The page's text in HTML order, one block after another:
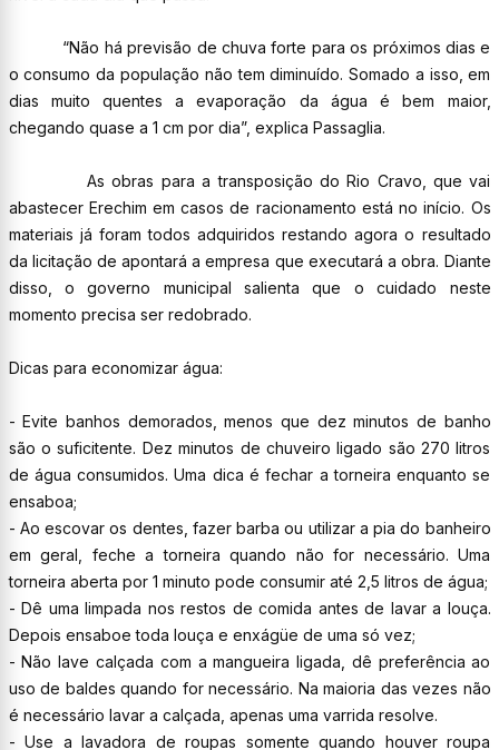
“Não há previsão de chuva forte para os próximos dias e
o consumo da população não tem diminuído. Somado a isso, em
dias muito quentes a evaporação da água é bem maior,
chegando quase a 1 cm por dia”, explica Passaglia.
As obras para a transposição do Rio Cravo, que vai
abastecer Erechim em casos de racionamento está no início. Os
materiais já foram todos adquiridos restando agora o resultado
da licitação de apontará a empresa que executará a obra. Diante
disso, o governo municipal salienta que o cuidado neste
momento precisa ser redobrado.
Dicas para economizar água:
-Evite banhos demorados, menos que dez minutos de banho
são o suficitente. Dez minutos de chuveiro ligado são 270 litros
de água consumidos. Uma dica é fechar a torneira enquanto se
ensaboa;
- Ao escovar os dentes, fazer barba ou utilizar a pia do banheiro
em geral, feche a torneira quando não for necessário. Uma
torneira aberta por 1 minuto pode consumir até 2,5 litros de água;
- Dê uma limpada nos restos de comida antes de lavar a louça.
Depois ensaboe toda louça e enxágüe de uma só vez;
- Não lave calçada com a mangueira ligada, dê preferência ao
uso de baldes quando for necessário. Na maioria das vezes não
é necessário lavar a calçada, apenas uma varrida resolve.
- Use a lavadora de roupas somente quando houver roupa